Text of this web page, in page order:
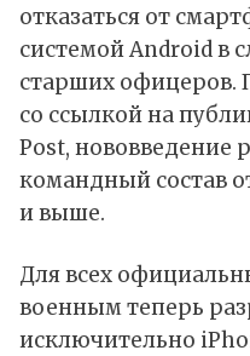
отказаться от
системой Android в
старших офицеров.
со ссылкой на
Post, нововведение
командный состав
и выше.
Для всех
военным теперь
исключительно